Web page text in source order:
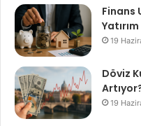
Finans
19
Döviz
19